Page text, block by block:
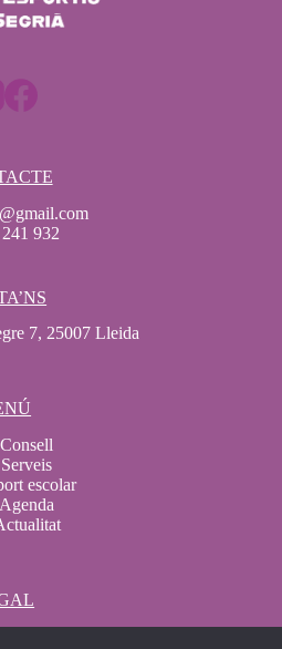
932
7, 25007 Lleida
Consell
Serveis
escolar
Agenda